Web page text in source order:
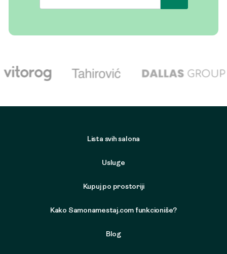
Lista svih salona
Usluge
Kupuj po prostoriji
Kako Samonamestaj.com funkcioniše?
Blog